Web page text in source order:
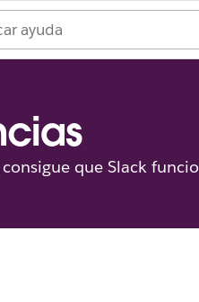
que Slack